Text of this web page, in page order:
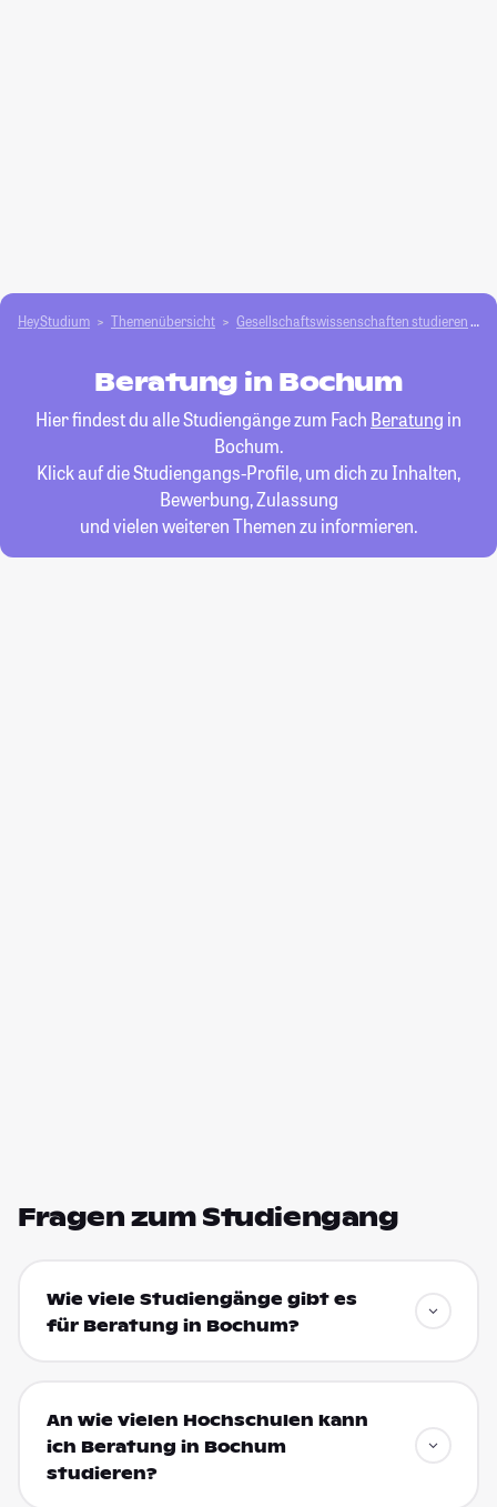
HeyStudium Themenübersicht Gesellschafts­­wissenschaften studieren
Beratung in Bochum
Hier findest du alle Studiengänge zum Fach Beratung in
Bochum.
Klick auf die Studiengangs-Profile, um dich zu Inhalten,
Bewerbung, Zulassung
und vielen weiteren Themen zu informieren.
Fragen zum Studiengang
Wie viele Studiengänge gibt es
für Beratung in Bochum?
An wie vielen Hochschulen kann
ich Beratung in Bochum
studieren?